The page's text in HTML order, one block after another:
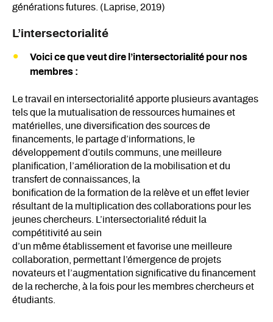
générations futures. (Laprise, 2019)
L’intersectorialité
Voici ce que veut dire l’intersectorialité pour nos
membres :
Le travail en intersectorialité apporte plusieurs avantages
tels que la mutualisation de ressources humaines et
matérielles, une diversification des sources de
financements, le partage d’informations, le
développement d’outils communs, une meilleure
planification, l’amélioration de la mobilisation et du
transfert de connaissances, la
bonification de la formation de la relève et un effet levier
résultant de la multiplication des collaborations pour les
jeunes chercheurs. L’intersectorialité réduit la
compétitivité au sein
d’un même établissement et favorise une meilleure
collaboration, permettant l’émergence de projets
novateurs et l’augmentation significative du financement
de la recherche, à la fois pour les membres chercheurs et
étudiants.